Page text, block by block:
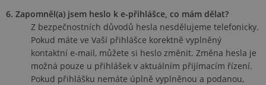
6. Zapomněl(a) jsem heslo k e-přihlášce, co mám dělat?
Z bezpečnostních důvodů hesla nesdělujeme telefonicky.
Pokud máte ve Vaší přihlášce korektně vyplněný
kontaktní e-mail, můžete si heslo změnit. Změna hesla je
možná pouze u přihlášek v aktuálním přijímacím řízení.
Pokud přihlášku nemáte úplně vyplněnou a podanou,